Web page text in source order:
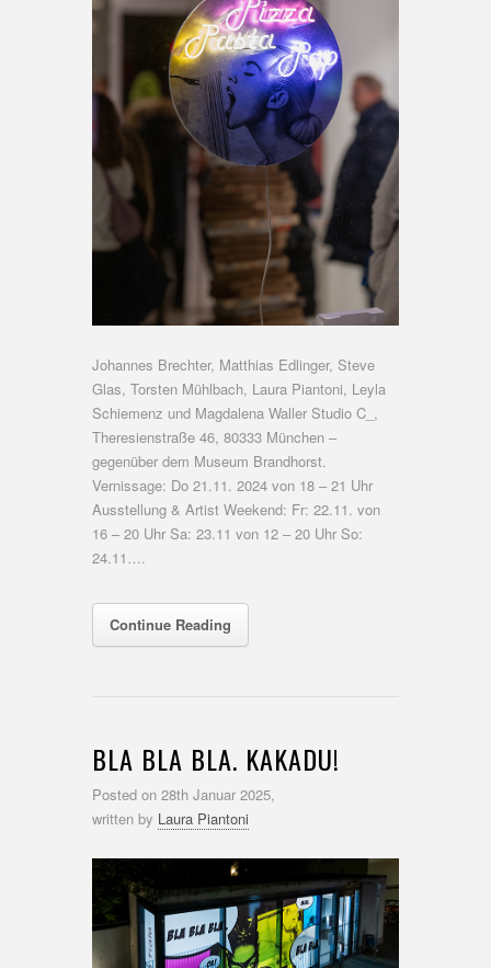
Johannes Brechter, Matthias Edlinger, Steve
Glas, Torsten Mühlbach, Laura Piantoni, Leyla
Schiemenz und Magdalena Waller Studio C_,
Theresienstraße 46, 80333 München –
gegenüber dem Museum Brandhorst.
Vernissage: Do 21.11. 2024 von 18 – 21 Uhr
Ausstellung & Artist Weekend: Fr: 22.11. von
16 – 20 Uhr Sa: 23.11 von 12 – 20 Uhr So:
24.11….
Continue Reading
BLA BLA BLA. KAKADU!
Posted on 28th Januar 2025,
written by Laura Piantoni